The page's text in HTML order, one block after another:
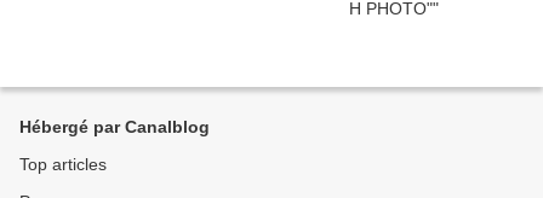
Hébergé par Canalblog
Top articles